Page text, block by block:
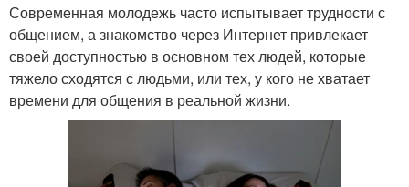
Современная молодежь часто испытывает трудности с
общением, а знакомство через Интернет привлекает
своей доступностью в основном тех людей, которые
тяжело сходятся с людьми, или тех, у кого не хватает
времени для общения в реальной жизни.